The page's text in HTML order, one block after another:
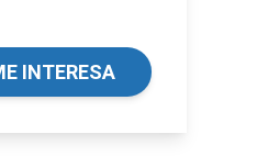
INTERESA